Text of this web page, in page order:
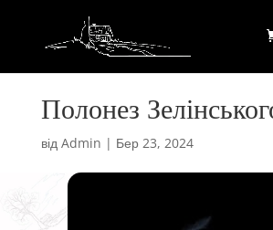
Полонез
від Admin | Бер 23, 2024